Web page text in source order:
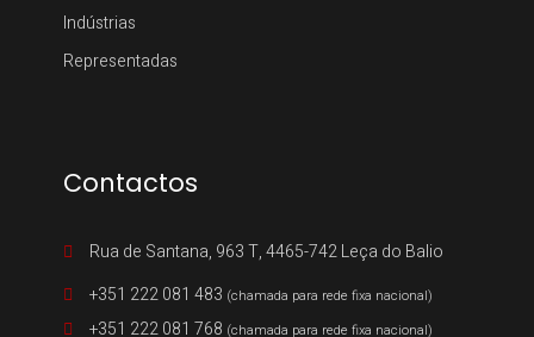
Indústrias
Representadas
Contactos
Rua de Santana, 963 T, 4465-742 Leça do Balio
+351 222 081 483 (chamada para rede fixa nacional)
+351 222 081 768 (chamada para rede fixa nacional)